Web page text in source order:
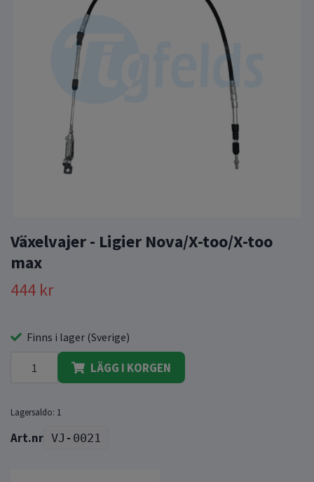
Växelvajer - Ligier Nova/X-too/X-too
max
444 kr
Finns i lager (Sverige)
LÄGG I KORGEN
Lagersaldo: 1
VJ-0021